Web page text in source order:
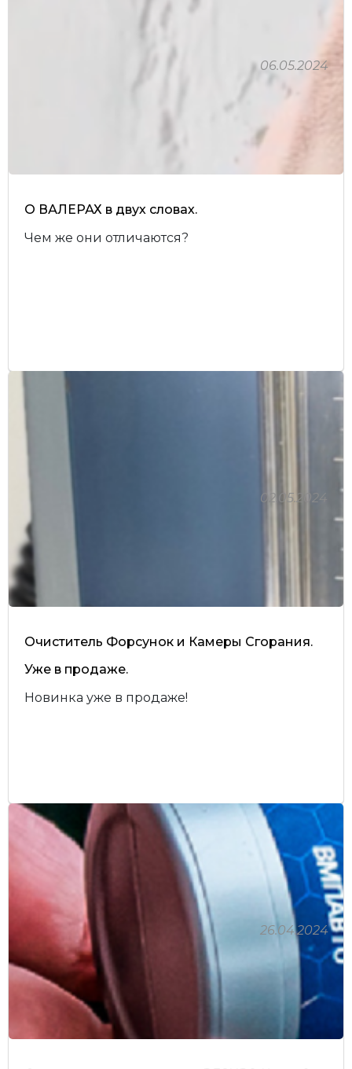
О ВАЛЕРАХ в двух словах.
Чем же они отличаются?
06.05.2024
Очиститель Форсунок и Камеры Сгорания.
Уже в продаже.
Новинка уже в продаже!
02.05.2024
26.04.2024